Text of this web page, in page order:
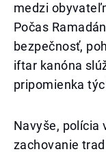
medzi
Počas
bezpečnosť,
iftar kanóna
pripomienka
Navyše, polícia
zachovanie